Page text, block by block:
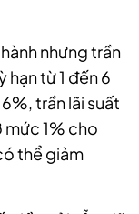
nhưng trần
hạn từ 1 đến 6
trần lãi suất
1% cho
thể giảm